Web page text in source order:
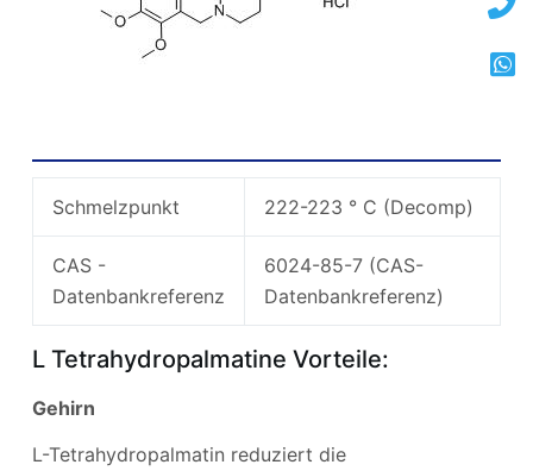
Schmelzpunkt 222-223 ° C (Decomp)
CAS -
Datenbankreferenz
6024-85-7 (CAS-
Datenbankreferenz)
L Tetrahydropalmatine Vorteile:
Gehirn
L-Tetrahydropalmatin reduziert die